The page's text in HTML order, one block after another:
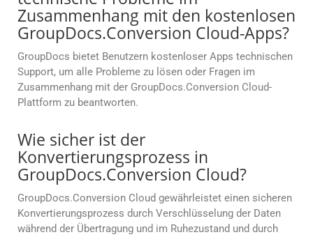
Zusammenhang mit den kostenlosen
GroupDocs.Conversion Cloud-Apps?
GroupDocs bietet Benutzern kostenloser Apps technischen
Support, um alle Probleme zu lösen oder Fragen im
Zusammenhang mit der GroupDocs.Conversion Cloud-
Plattform zu beantworten.
Wie sicher ist der
Konvertierungsprozess in
GroupDocs.Conversion Cloud?
GroupDocs.Conversion Cloud gewährleistet einen sicheren
Konvertierungsprozess durch Verschlüsselung der Daten
während der Übertragung und im Ruhezustand und durch